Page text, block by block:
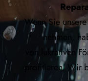
Wenn Sie
nehmen,
von lukrativen
profitieren. Wir